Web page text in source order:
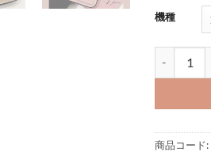
機種
商品コード: